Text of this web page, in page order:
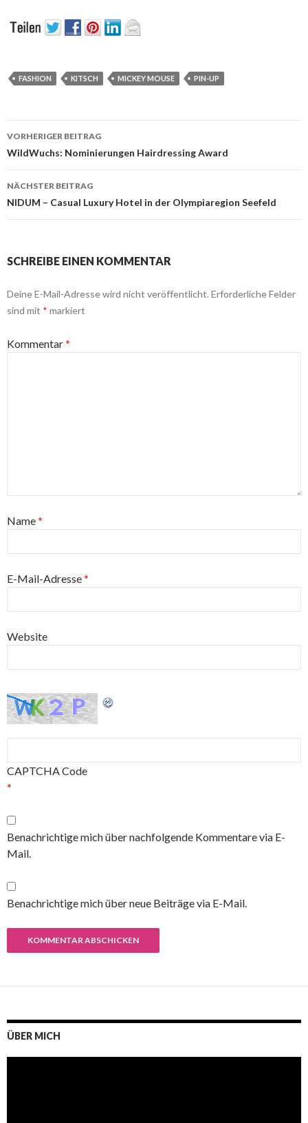
FASHION KITSCH MICKEY MOUSE PIN-UP
Beitrags-
Navigation
VORHERIGER BEITRAG
WildWuchs: Nominierungen Hairdressing Award
NÄCHSTER BEITRAG
NIDUM – Casual Luxury Hotel in der Olympiaregion Seefeld
SCHREIBE EINEN KOMMENTAR
Deine E-Mail-Adresse wird nicht veröffentlicht. Erforderliche Felder
sind mit * markiert
Kommentar*
Name*
E-Mail-Adresse*
Website
CAPTCHA Code
*
Benachrichtige mich über nachfolgende Kommentare via E-
Mail.
Benachrichtige mich über neue Beiträge via E-Mail.
ÜBER MICH